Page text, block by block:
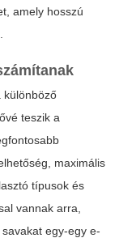
amely hosszú
különböző
teszik a
maximális
típusok és
vannak arra,
egy-egy e-